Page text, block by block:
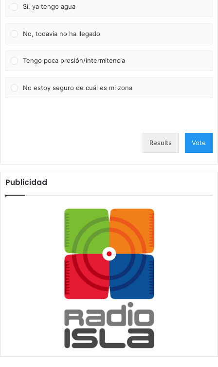
Sí, ya tengo agua
No, todavía no ha llegado
Tengo poca presión/intermitencia
No estoy seguro de cuál es mi zona
Results Vote
Publicidad